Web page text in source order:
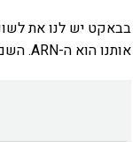
אותנו הוא ה-ARN. השם של ה-resource האמזוני.